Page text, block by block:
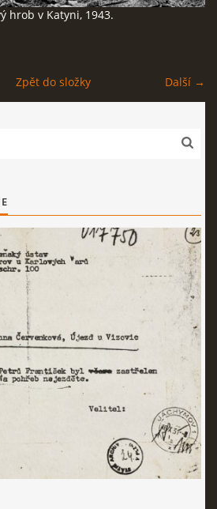
SOCIALISMU: FAKTA
eStránky.cz |RSS
hrob v Katyni, 1943.
Další →
Zpět do složky